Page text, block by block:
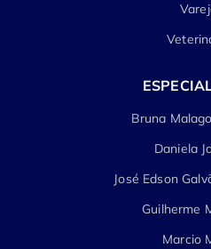
Bruna
Daniela
José Edson
Guilherme
Marcio